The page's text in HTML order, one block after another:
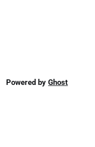
Powered byGhost